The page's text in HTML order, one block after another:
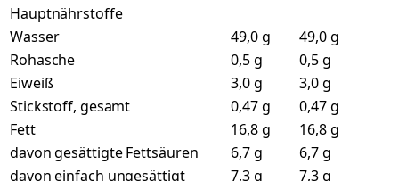
Hauptnährstoffe
Wasser
49,0 g
49,0 g
Rohasche
0,5 g
0,5 g
Eiweiß
3,0 g
3,0 g
Stickstoff, gesamt
0,47 g
0,47 g
Fett
16,8 g
16,8 g
davon gesättigte Fettsäuren
6,7 g
6,7 g
davon einfach ungesättigt
7,3 g
7,3 g